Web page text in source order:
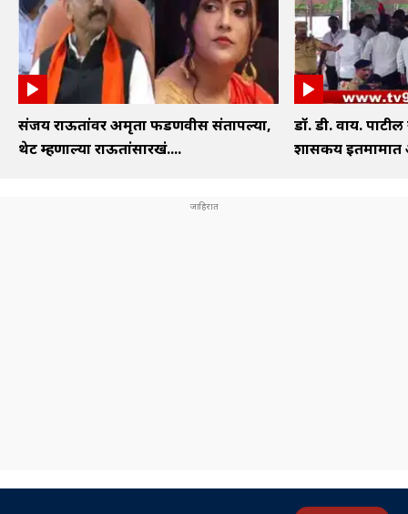
संजय राऊतांवर अमृता फडणवीस संतापल्या,
थेट म्हणाल्या राऊतांसारखं....
डॉ. डी. वाय.
शासकीय